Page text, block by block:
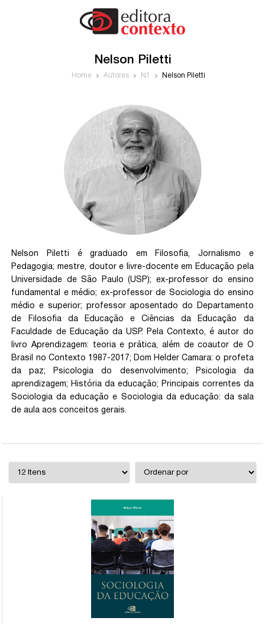
Nelson Piletti
Home Autores N1 Nelson Piletti
Nelson Piletti é graduado em Filosofia, Jornalismo e
Pedagogia; mestre, doutor e livre-docente em Educação pela
Universidade de São Paulo (USP); ex-professor do ensino
fundamental e médio; ex-professor de Sociologia do ensino
médio e superior; professor aposentado do Departamento
de Filosofia da Educação e Ciências da Educação da
Faculdade de Educação da USP. Pela Contexto, é autor do
livro Aprendizagem: teoria e prática, além de coautor de O
Brasil no Contexto 1987-2017; Dom Helder Camara: o profeta
da paz; Psicologia do desenvolvimento; Psicologia da
aprendizagem; História da educação; Principais correntes da
Sociologia da educação e Sociologia da educação: da sala
de aula aos conceitos gerais.